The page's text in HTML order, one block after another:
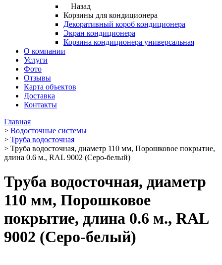
Назад
Корзины для кондиционера
Декоративный короб кондиционера
Экран кондиционера
Корзина кондиционера универсальная
О компании
Услуги
Фото
Отзывы
Карта объектов
Доставка
Контакты
Главная
> Водосточные системы
> Труба водосточная
> Труба водосточная, диаметр 110 мм, Порошковое покрытие,
длина 0.6 м., RAL 9002 (Серо-белый)
Труба водосточная, диаметр
110 мм, Порошковое
покрытие, длина 0.6 м., RAL
9002 (Серо-белый)